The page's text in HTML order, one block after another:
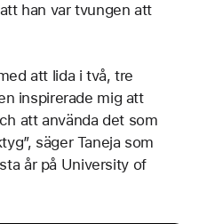
han var tvungen att
att lida i två, tre
inspirerade mig att
att använda det som
säger Taneja som
år på University of